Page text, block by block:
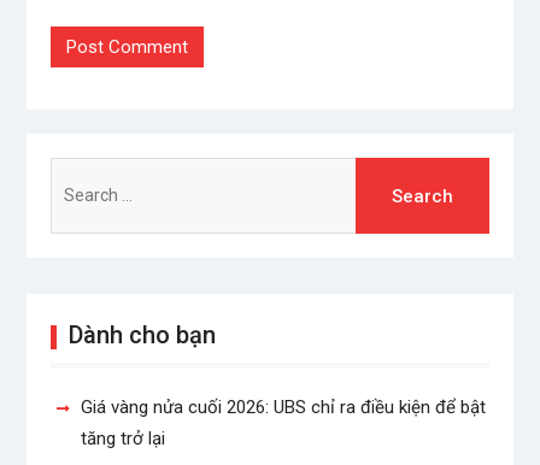
for:
Dành cho bạn
Giá vàng nửa cuối 2026: UBS chỉ ra điều kiện để bật
tăng trở lại